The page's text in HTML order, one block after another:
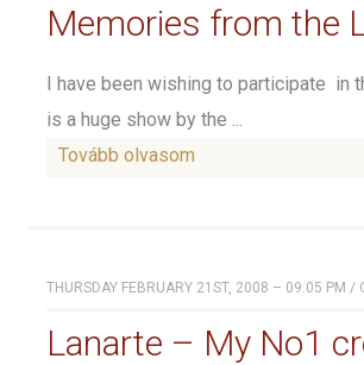
Memories from the
I have been wishing to participate in
is a huge show by the ...
Tovább olvasom
THURSDAY FEBRUARY 21ST, 2008 – 09:05 PM /
Lanarte – My No1